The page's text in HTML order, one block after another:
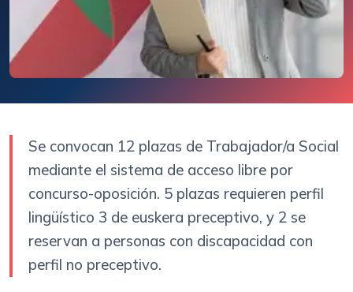
Se convocan 12 plazas de Trabajador/a Social
mediante el sistema de acceso libre por
concurso-oposición. 5 plazas requieren perfil
lingüístico 3 de euskera preceptivo, y 2 se
reservan a personas con discapacidad con
perfil no preceptivo.